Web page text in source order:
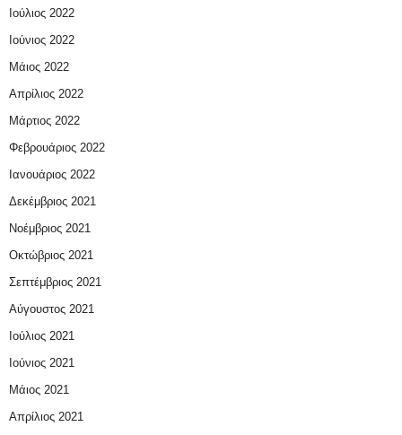
Ιούλιος 2022
Ιούνιος 2022
Μάιος 2022
Απρίλιος 2022
Μάρτιος 2022
Φεβρουάριος 2022
Ιανουάριος 2022
Δεκέμβριος 2021
Νοέμβριος 2021
Οκτώβριος 2021
Σεπτέμβριος 2021
Αύγουστος 2021
Ιούλιος 2021
Ιούνιος 2021
Μάιος 2021
Απρίλιος 2021